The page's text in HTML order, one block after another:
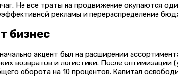
Не все траты на продвижение окупаются
рекламы и перераспределение
бизнес
акцент был на расширении
возвратов и логистики. После оптимизации
оборота на 10 процентов. Капитал